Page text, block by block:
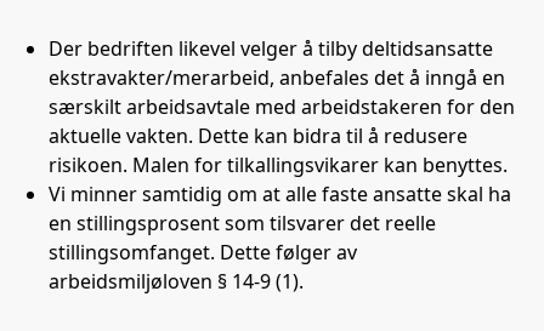
Der bedriften likevel velger å tilby deltidsansatte
ekstravakter/merarbeid, anbefales det å inngå en
særskilt arbeidsavtale med arbeidstakeren for den
aktuelle vakten. Dette kan bidra til å redusere
risikoen. Malen for tilkallingsvikarer kan benyttes.
Vi minner samtidig om at alle faste ansatte skal ha
en stillingsprosent som tilsvarer det reelle
stillingsomfanget. Dette følger av
arbeidsmiljøloven § 14-9 (1).